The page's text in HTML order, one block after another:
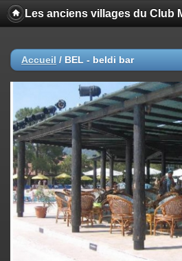
Les anciens villages du Club
Accueil / BEL - beldi bar